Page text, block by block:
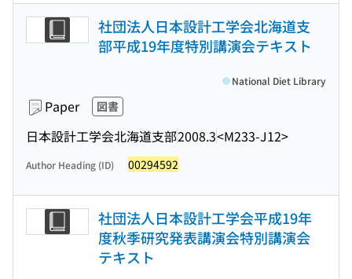
社団法人日本設計工学会北海道支
部平成19年度特別講演会テキスト
Paper 図書
日本設計工学会北海道支部2008.3<M233-J12>
National Diet Library
Author Heading (ID) 00294592
社団法人日本設計工学会平成19年
度秋季研究発表講演会特別講演会
テキスト